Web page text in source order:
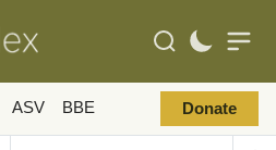
ASV BBE Donate